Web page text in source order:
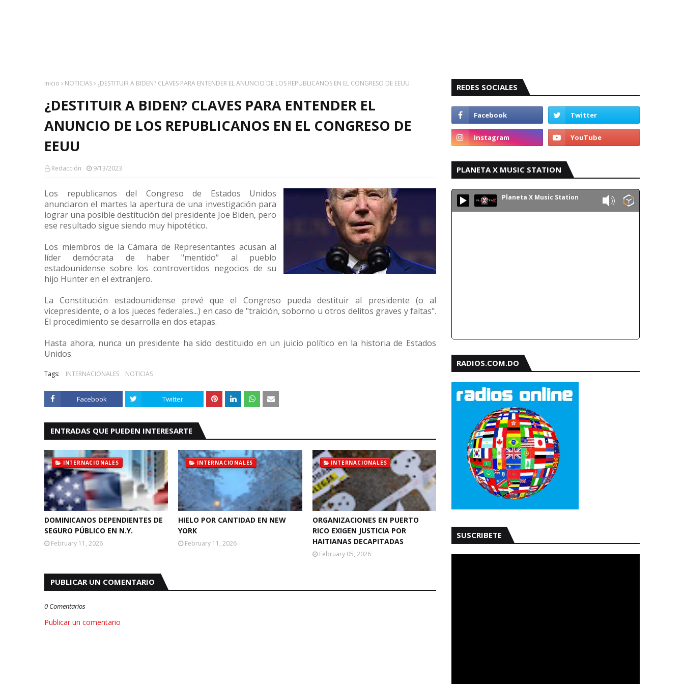
Inicio NOTICIAS ¿DESTITUIR A BIDEN? CLAVES PARA ENTENDER EL ANUNCIO DE LOS REPUBLICANOS EN EL CONGRESO DE EEUU
¿DESTITUIR A BIDEN? CLAVES PARA ENTENDER EL
ANUNCIO DE LOS REPUBLICANOS EN EL CONGRESO DE
EEUU
Redacción 9/13/2023
Los republicanos del Congreso de Estados Unidos
anunciaron el martes la apertura de una investigación para
lograr una posible destitución del presidente Joe Biden, pero
ese resultado sigue siendo muy hipotético.
Los miembros de la Cámara de Representantes acusan al
líder demócrata de haber "mentido" al pueblo
estadounidense sobre los controvertidos negocios de su
hijo Hunter en el extranjero.
La Constitución estadounidense prevé que el Congreso pueda destituir al presidente (o al
vicepresidente, o a los jueces federales...) en caso de "traición, soborno u otros delitos graves y faltas".
El procedimiento se desarrolla en dos etapas.
Hasta ahora, nunca un presidente ha sido destituido en un juicio político en la historia de Estados
Unidos.
Tags: INTERNACIONALES NOTICIAS
Facebook Twitter
ENTRADAS QUE PUEDEN INTERESARTE
INTERNACIONALES
DOMINICANOS DEPENDIENTES DE
SEGURO PÚBLICO EN N.Y.
February 11, 2026
INTERNACIONALES
HIELO POR CANTIDAD EN NEW
YORK
February 11, 2026
INTERNACIONALES
ORGANIZACIONES EN PUERTO
RICO EXIGEN JUSTICIA POR
HAITIANAS DECAPITADAS
February 05, 2026
PUBLICAR UN COMENTARIO
0 Comentarios
Publicar un comentario
REDES SOCIALES
PLANETA X MUSIC STATION
Planeta X Music Station
RADIOS.COM.DO
SUSCRIBETE